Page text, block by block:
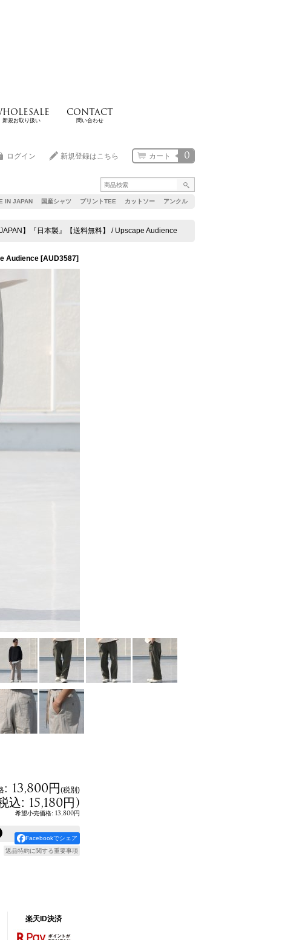
新規お取り扱い
CONTACT
問い合わせ
IN JAPAN 国産シャツ プリントTEE カットソー アンクル
0
カート
ログイン 新規登録はこちら
】『日本製』【送料無料】 / Upscape Audience
Audience [AUD3587]
: 13,800円(税別)
込: 15,180円)
希望小売価格: 13,800円
Facebookでシェア
返品特約に関する重要事項
楽天ID決済